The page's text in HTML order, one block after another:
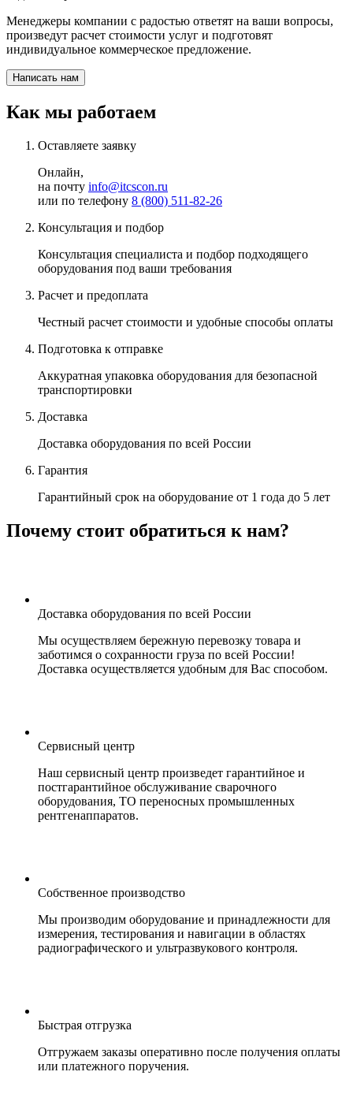
Менеджеры компании с радостью ответят на ваши вопросы,
произведут расчет стоимости услуг и подготовят
индивидуальное коммерческое предложение.
Написать нам
Как мы работаем
Оставляете заявку
Онлайн,
на почту info@itcscon.ru
или по телефону 8 (800) 511-82-26
Консультация и подбор
Консультация специалиста и подбор подходящего
оборудования под ваши требования
Расчет и предоплата
Честный расчет стоимости и удобные способы оплаты
Подготовка к отправке
Аккуратная упаковка оборудования для безопасной
транспортировки
Доставка
Доставка оборудования по всей России
Гарантия
Гарантийный срок на оборудование от 1 года до 5 лет
Почему стоит обратиться к нам?
Доставка оборудования по всей России
Мы осуществляем бережную перевозку товара и
заботимся о сохранности груза по всей России!
Доставка осуществляется удобным для Вас способом.
Сервисный центр
Наш сервисный центр произведет гарантийное и
постгарантийное обслуживание сварочного
оборудования, ТО переносных промышленных
рентгенаппаратов.
Собственное производство
Мы производим оборудование и принадлежности для
измерения, тестирования и навигации в областях
радиографического и ультразвукового контроля.
Быстрая отгрузка
Отгружаем заказы оперативно после получения оплаты
или платежного поручения.